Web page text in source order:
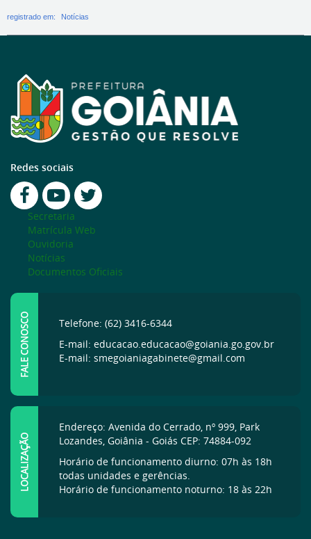
registrado em: Notícias
Redes sociais
Secretaria
Matrícula Web
Ouvidoria
Notícias
Documentos Oficiais
FALE CONOSCO
Telefone: (62) 3416-6344
E-mail: educacao.educacao@goiania.go.gov.br
E-mail: smegoianiagabinete@gmail.com
LOCALIZAÇÃO
Endereço: Avenida do Cerrado, nº 999, Park
Lozandes, Goiânia - Goiás CEP: 74884-092
Horário de funcionamento diurno: 07h às 18h
todas unidades e gerências.
Horário de funcionamento noturno: 18 às 22h